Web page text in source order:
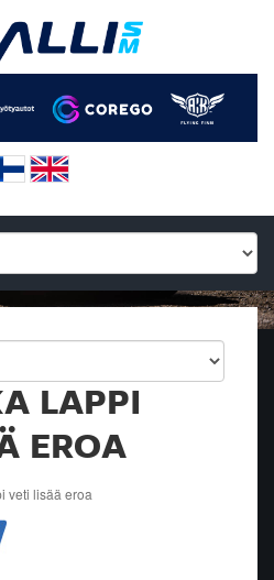
LAPPI
EROA
veti lisää eroa